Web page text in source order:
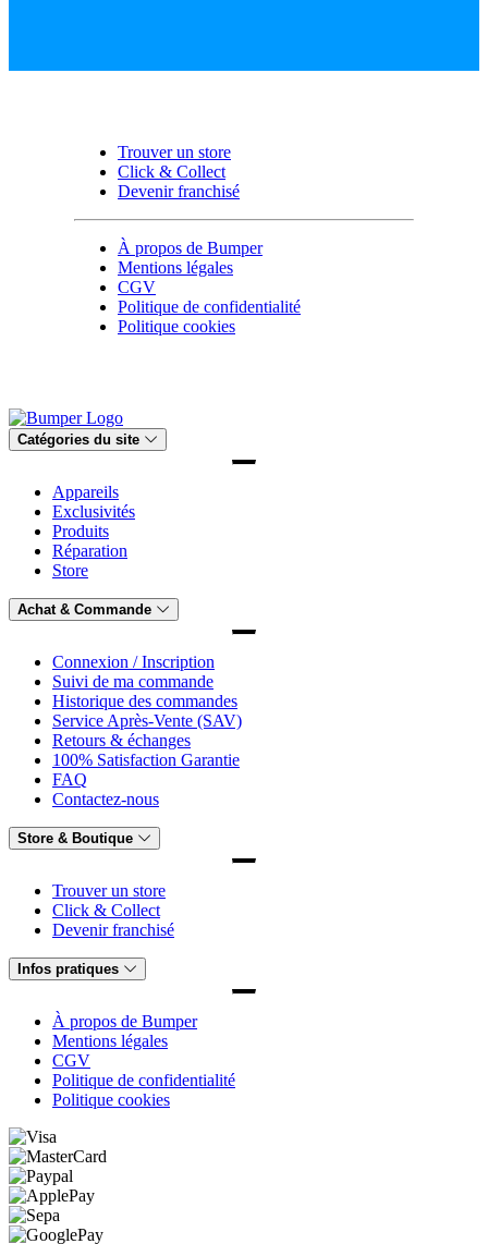
Trouver un store
Click & Collect
Devenir franchisé
À propos de Bumper
Mentions légales
CGV
Politique de confidentialité
Politique cookies
Catégories du site
Appareils
Exclusivités
Produits
Réparation
Store
Achat & Commande
Connexion / Inscription
Suivi de ma commande
Historique des commandes
Service Après-Vente (SAV)
Retours & échanges
100% Satisfaction Garantie
FAQ
Contactez-nous
Store & Boutique
Trouver un store
Click & Collect
Devenir franchisé
Infos pratiques
À propos de Bumper
Mentions légales
CGV
Politique de confidentialité
Politique cookies